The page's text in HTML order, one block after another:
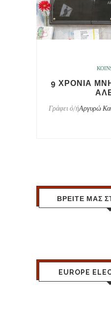
9 ΧΡΟΝΙΑ
Γράφει ό/ήΑργυρώ
ΒΡΕΙΤΕ ΜΑΣ
EUROPE